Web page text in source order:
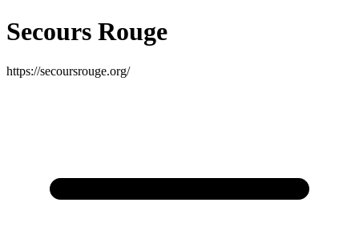
Secours Rouge
https://secoursrouge.org/